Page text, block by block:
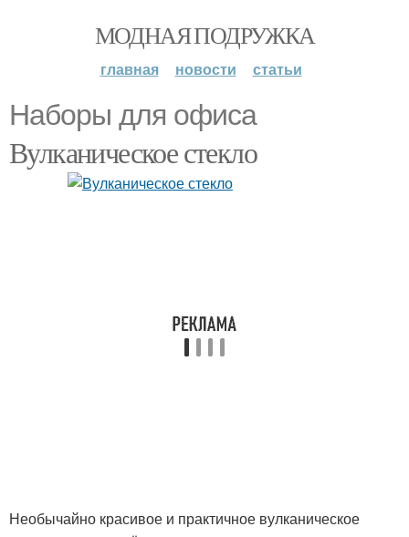
МОДНАЯ ПОДРУЖКА
главная новости статьи
Наборы для офиса
Вулканическое стекло
Необычайно красивое и практичное вулканическое